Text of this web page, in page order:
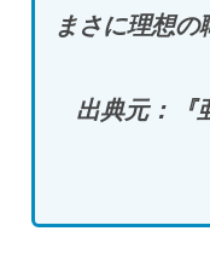
まさに理想の
出典元：『